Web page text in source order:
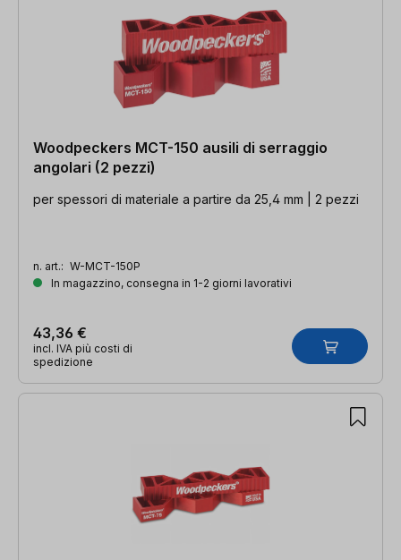
Woodpeckers MCT-150 ausili di serraggio
angolari (2 pezzi)
per spessori di materiale a partire da 25,4 mm | 2 pezzi
n. art.: W-MCT-150P
In magazzino, consegna in 1-2 giorni lavorativi
43,36 €
incl. IVA più costi di
spedizione